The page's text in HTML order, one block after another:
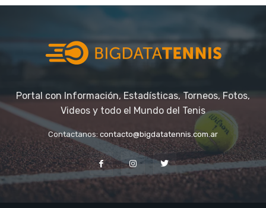
Portal con Información, Estadísticas, Torneos, Fotos,
Videos y todo el Mundo del Tenis
Contactanos: contacto@bigdatatennis.com.ar